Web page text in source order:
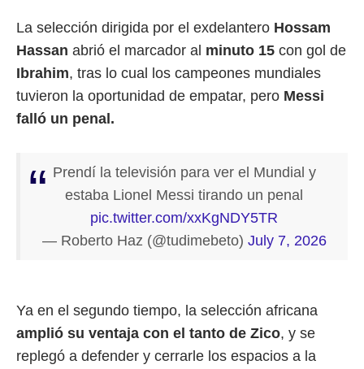
La selección dirigida por el exdelantero Hossam
Hassan abrió el marcador al minuto 15 con gol de
Ibrahim, tras lo cual los campeones mundiales
tuvieron la oportunidad de empatar, pero Messi
falló un penal.
Prendí la televisión para ver el Mundial y
estaba Lionel Messi tirando un penal
pic.twitter.com/xxKgNDY5TR
— Roberto Haz (@tudimebeto) July 7, 2026
Ya en el segundo tiempo, la selección africana
amplió su ventaja con el tanto de Zico, y se
replegó a defender y cerrarle los espacios a la